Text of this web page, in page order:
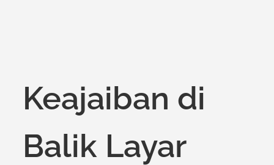
Keajaiban di
Balik Layar